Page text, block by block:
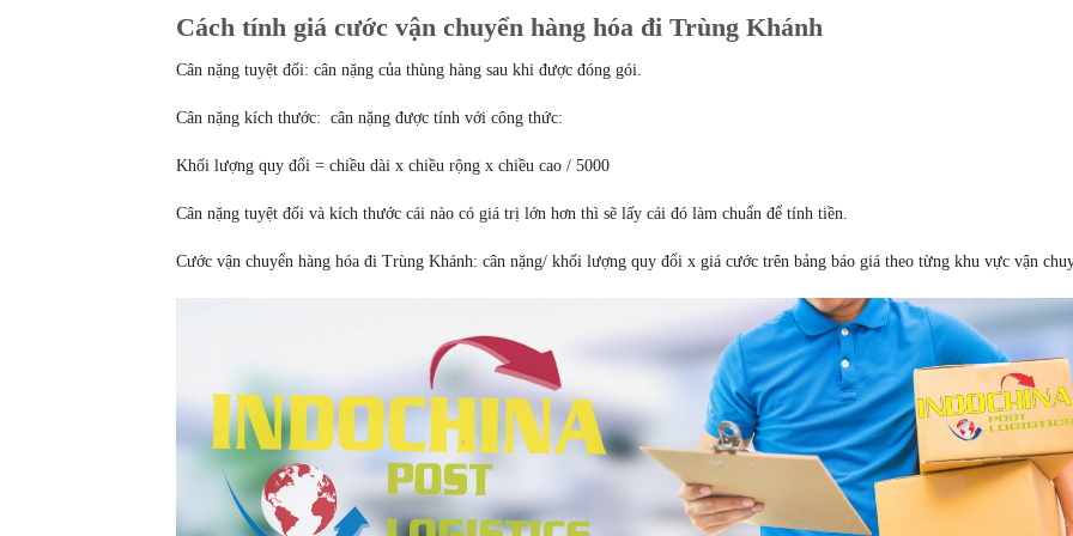
Cách tính giá cước vận chuyển hàng hóa đi Trùng Khánh
Cân nặng tuyệt đối: cân nặng của thùng hàng sau khi được đóng gói.
Cân nặng kích thước: cân nặng được tính với công thức:
Khối lượng quy đổi = chiều dài x chiều rộng x chiều cao / 5000
Cân nặng tuyệt đối và kích thước cái nào có giá trị lớn hơn thì sẽ lấy cái đó làm chuẩn để tính tiền.
Cước vận chuyển hàng hóa đi Trùng Khánh: cân nặng/ khối lượng quy đổi x giá cước trên bảng báo giá theo từng khu vực vận